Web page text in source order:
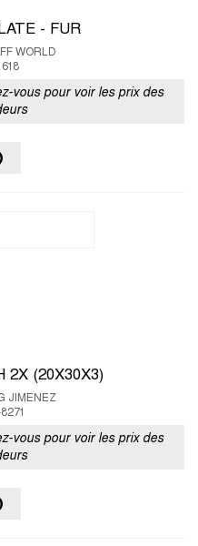
- FUR
WORLD
vous pour voir les prix des
2X (20X30X3)
JIMENEZ
vous pour voir les prix des